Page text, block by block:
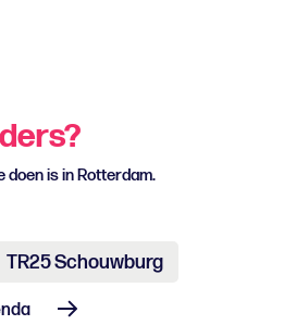
doen is in Rotterdam.
TR25 Schouwburg